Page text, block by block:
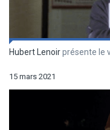
Hubert Lenoirprésente le
15 mars 2021